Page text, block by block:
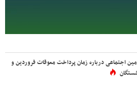
اجتماعی درباره زمان پرداخت معوقات فروردین و